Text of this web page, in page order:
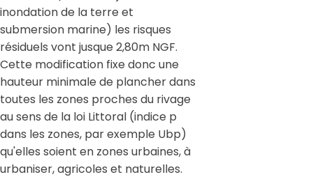
inondation de la terre et
submersion marine) les risques
résiduels vont jusque 2,80m NGF.
Cette modification fixe donc une
hauteur minimale de plancher dans
toutes les zones proches du rivage
au sens de la loi Littoral (indice p
dans les zones, par exemple Ubp)
qu'elles soient en zones urbaines, à
urbaniser, agricoles et naturelles.